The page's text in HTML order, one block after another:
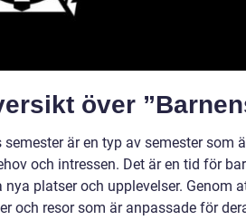
över
semester är en typ av semester
och intressen. Det är en tid för
nya platser och upplevelser. Genom
och resor som är anpassade för